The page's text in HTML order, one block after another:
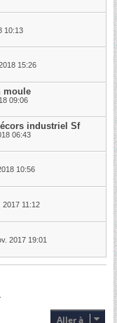
10:13
15:26
moule
09:06
industriel Sf
06:43
10:56
2017 11:12
2017 19:01
Aller à